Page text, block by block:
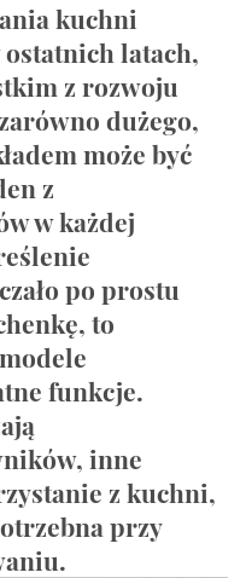
kuchni
ostatnich latach,
z rozwoju
dużego,
może być
z
w każdej
po prostu
to
funkcje.
inne
z kuchni,
przy